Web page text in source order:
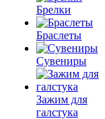
Брелки
Браслеты
Сувениры
Зажим для
галстука